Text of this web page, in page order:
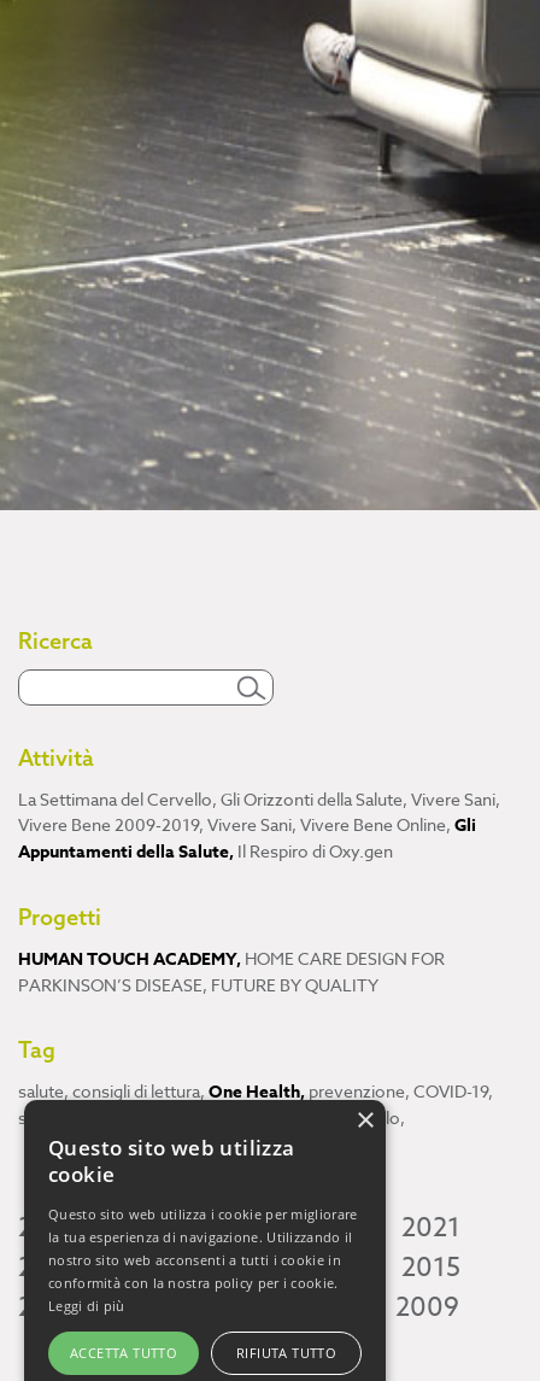
Ricerca
Attività
La Settimana del Cervello, Gli Orizzonti della Salute, Vivere Sani,
Vivere Bene 2009-2019, Vivere Sani, Vivere Bene Online, Gli
Appuntamenti della Salute, Il Respiro di Oxy.gen
Progetti
HUMAN TOUCH ACADEMY, HOME CARE DESIGN FOR
PARKINSON’S DISEASE, FUTURE BY QUALITY
Tag
salute, consigli di lettura, One Health, prevenzione, COVID-19,
scienza
cervello,
2026 2025 2024 2023 2022
2021
2020 2019 2018 2017 2016
2015
2014 2013 2009
×
Questo sito web utilizza
cookie
Questo sito web utilizza i cookie per migliorare
la tua esperienza di navigazione. Utilizzando il
nostro sito web acconsenti a tutti i cookie in
conformità con la nostra policy per i cookie.
Leggi di più
ACCETTA TUTTO RIFIUTA TUTTO